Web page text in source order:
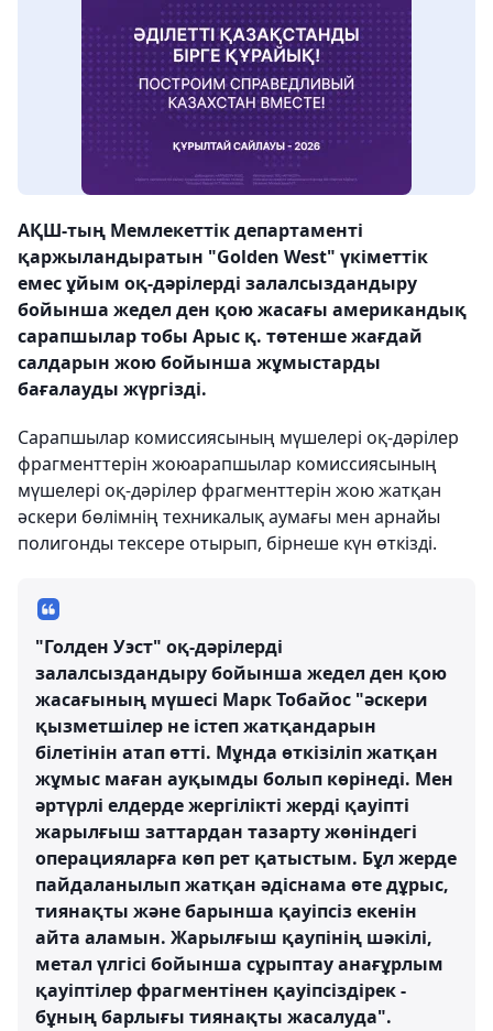
АҚШ-тың Мемлекеттік департаменті
қаржыландыратын "Golden West" үкіметтік
емес ұйым оқ-дәрілерді залалсыздандыру
бойынша жедел ден қою жасағы американдық
сарапшылар тобы Арыс қ. төтенше жағдай
салдарын жою бойынша жұмыстарды
бағалауды жүргізді.
Сарапшылар комиссиясының мүшелері оқ-дәрілер
фрагменттерін жоюарапшылар комиссиясының
мүшелері оқ-дәрілер фрагменттерін жою жатқан
әскери бөлімнің техникалық аумағы мен арнайы
полигонды тексере отырып, бірнеше күн өткізді.
"Голден Уэст" оқ-дәрілерді
залалсыздандыру бойынша жедел ден қою
жасағының мүшесі Марк Тобайос "әскери
қызметшілер не істеп жатқандарын
білетінін атап өтті. Мұнда өткізіліп жатқан
жұмыс маған ауқымды болып көрінеді. Мен
әртүрлі елдерде жергілікті жерді қауіпті
жарылғыш заттардан тазарту жөніндегі
операцияларға көп рет қатыстым. Бұл жерде
пайдаланылып жатқан әдіснама өте дұрыс,
тиянақты және барынша қауіпсіз екенін
айта аламын. Жарылғыш қаупінің шәкілі,
метал үлгісі бойынша сұрыптау анағұрлым
қауіптілер фрагментінен қауіпсіздірек -
бұның барлығы тиянақты жасалуда".